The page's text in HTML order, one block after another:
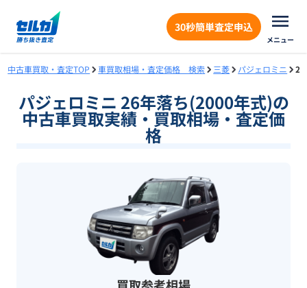
30秒簡単査定申込
メニュー
中古車買取・査定TOP 車買取相場・査定価格 検索 三菱 パジェロミニ 26
パジェロミニ 26年落ち(2000年式)の
中古車買取実績・買取相場・査定価
格